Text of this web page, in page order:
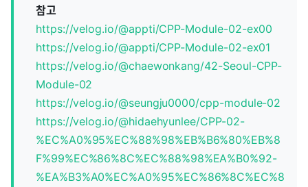
참고
https://velog.io/@appti/CPP-Module-02-ex00
https://velog.io/@appti/CPP-Module-02-ex01
https://velog.io/@chaewonkang/42-Seoul-CPP-
Module-02
https://velog.io/@seungju0000/cpp-module-02
https://velog.io/@hidaehyunlee/CPP-02-
%EC%A0%95%EC%88%98%EB%B6%80%EB%8
F%99%EC%86%8C%EC%88%98%EA%B0%92-
%EA%B3%A0%EC%A0%95%EC%86%8C%EC%8